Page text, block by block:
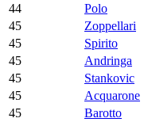
44
Polo
45
Zoppellari
45
Spirito
45
Andringa
45
Stankovic
45
Acquarone
45
Barotto